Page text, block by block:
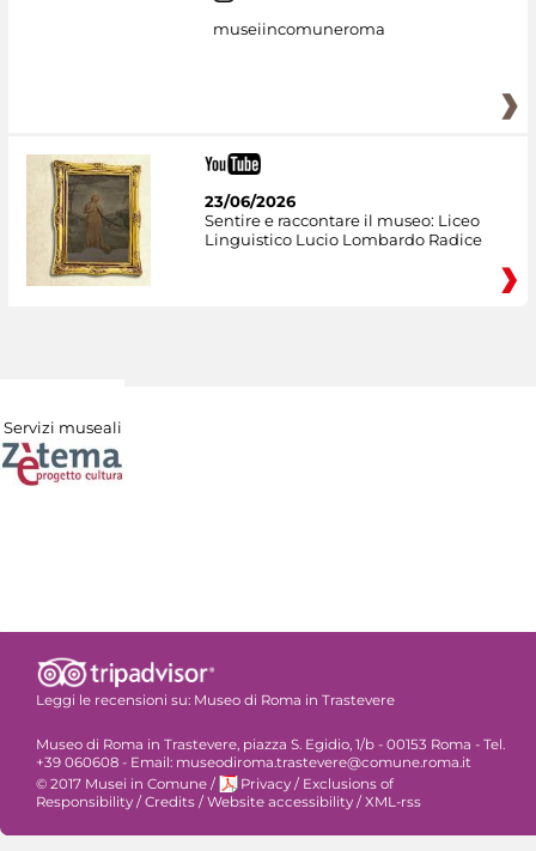
museiincomuneroma
23/06/2026
Sentire e raccontare il museo: Liceo
Linguistico Lucio Lombardo Radice
Servizi museali
Leggi le recensioni su: Museo di Roma in Trastevere
Museo di Roma in Trastevere, piazza S. Egidio, 1/b - 00153 Roma - Tel.
+39 060608 - Email: museodiroma.trastevere@comune.roma.it
© 2017 Musei in Comune / Privacy / Exclusions of
Responsibility / Credits / Website accessibility / XML-rss